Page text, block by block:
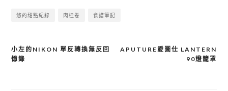
悠的甜點紀錄 肉桂卷 食譜筆記
文
APUTURE愛圖仕 LANTERN
90燈籠罩
小左的NIKON 單反轉換無反回
憶錄